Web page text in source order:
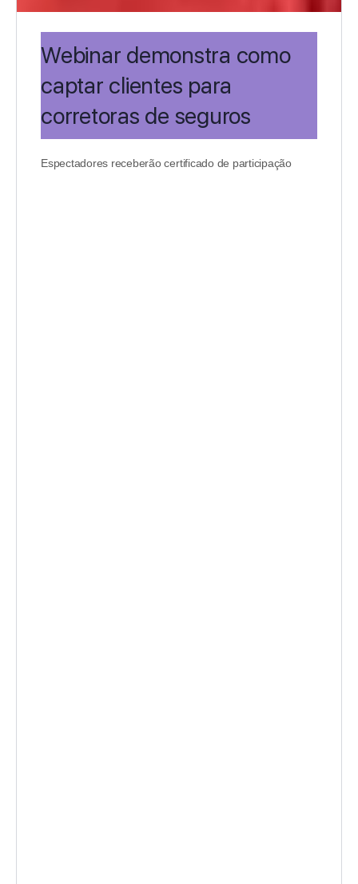
Webinar demonstra como
captar clientes para
corretoras de seguros
Espectadores receberão certificado de participação